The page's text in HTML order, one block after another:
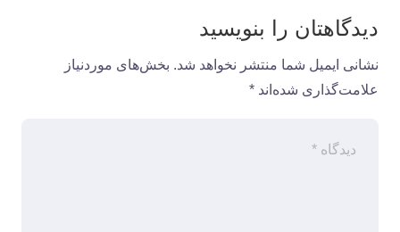
دیدگاهتان را بنویسید
نشانی ایمیل شما منتشر نخواهد شد. بخش‌های موردنیاز
علامت‌گذاری شده‌اند *